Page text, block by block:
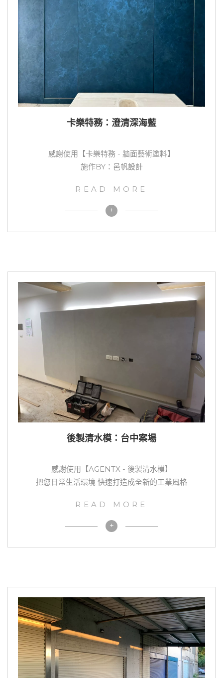
卡樂特務：澄清深海藍
感謝使用【卡樂特務 - 牆面藝術塗料】
施作BY：邑帆設計
READ MORE
+
後製清水模：台中案場
感謝使用【AGENTX - 後製清水模】
把您日常生活環境 快速打造成全新的工業風格
READ MORE
+